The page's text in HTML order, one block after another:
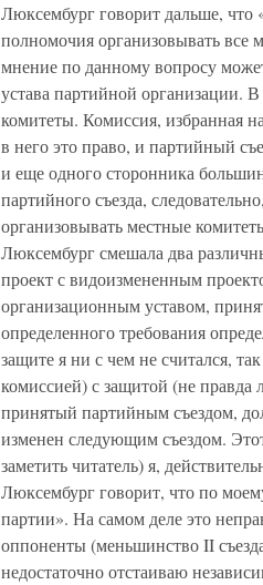
Люксембург говорит дальше,
полномочия организовывать все
мнение по данному вопросу
устава партийной организации.
комитеты. Комиссия, избранная
в него это право, и партийный
и еще одного сторонника
партийного съезда,
организовывать местные
Люксембург смешала два
проект с видоизмененным
организационным уставом,
определенного требования
защите я ни с чем не считался,
комиссией) с защитой (не правда
принятый партийным съездом,
изменен следующим съездом.
заметить читатель) я,
Люксембург говорит, что по
партии». На самом деле это
оппоненты (меньшинство II
недостаточно отстаиваю